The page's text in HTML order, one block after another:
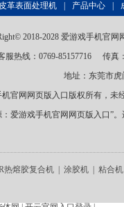
皮革表面处理机 产品中心
2018-2028 爱游戏手机官网
服热线：0769-85157716
传真
地址：东莞市
官网网页版入口版权所有，
爱游戏手机官网网页版入口”
热熔胶复合机 涂胶机 粘合机